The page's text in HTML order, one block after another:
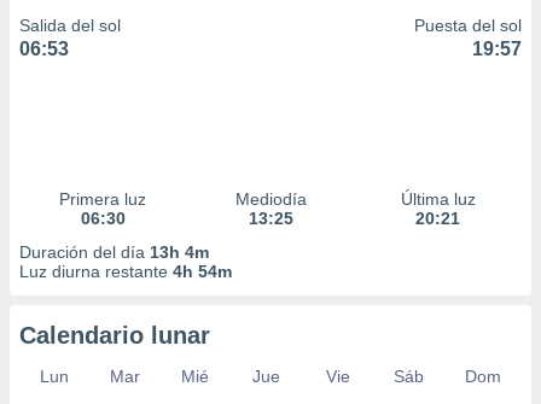
Salida del sol
06:53
Puesta del sol
19:57
Primera luz
06:30
Mediodía
13:25
Última luz
20:21
Duración del día 13h 4m
Luz diurna restante 4h 54m
Calendario lunar
Lun Mar Mié Jue Vie Sáb
Dom